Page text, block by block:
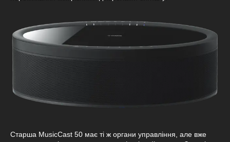
Старша MusicCast 50 має ті ж органи управління, але вже